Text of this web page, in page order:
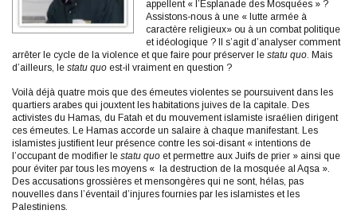
appellent « l’Esplanade des Mosquées » ?
Assistons-nous à une « lutte armée à
caractère religieux» ou à un combat politique
et idéologique ? Il s’agit d’analyser comment
arrêter le cycle de la violence et que faire pour préserver le statu quo. Mais
d’ailleurs, le statu quo est-il vraiment en question ?
Voilà déjà quatre mois que des émeutes violentes se poursuivent dans les
quartiers arabes qui jouxtent les habitations juives de la capitale. Des
activistes du Hamas, du Fatah et du mouvement islamiste israélien dirigent
ces émeutes. Le Hamas accorde un salaire à chaque manifestant. Les
islamistes justifient leur présence contre les soi-disant « intentions de
l’occupant de modifier le statu quo et permettre aux Juifs de prier » ainsi que
pour éviter par tous les moyens « la destruction de la mosquée al Aqsa ».
Des accusations grossières et mensongères qui ne sont, hélas, pas
nouvelles dans l’éventail d’injures fournies par les islamistes et les
Palestiniens.